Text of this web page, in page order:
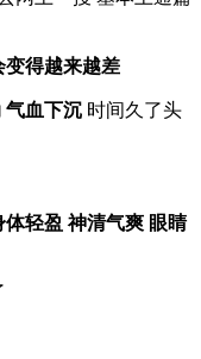
变得越来越差
气血下沉 时间久了头
轻盈 神清气爽 眼睛